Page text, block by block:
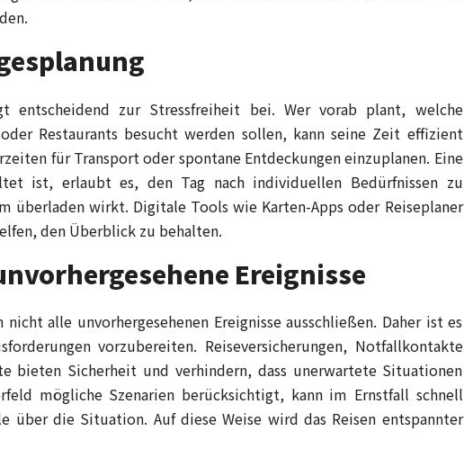
entscheidend zur Stressfreiheit bei. Wer vorab plant, welche
Restaurants besucht werden sollen, kann seine Zeit effizient
für Transport oder spontane Entdeckungen einzuplanen. Eine
ist, erlaubt es, den Tag nach individuellen Bedürfnissen zu
überladen wirkt. Digitale Tools wie Karten-Apps oder Reiseplaner
den Überblick zu behalten.
Ereignisse
alle unvorhergesehenen Ereignisse ausschließen. Daher ist es
vorzubereiten. Reiseversicherungen, Notfallkontakte
bieten Sicherheit und verhindern, dass unerwartete Situationen
mögliche Szenarien berücksichtigt, kann im Ernstfall schnell
über die Situation. Auf diese Weise wird das Reisen entspannter